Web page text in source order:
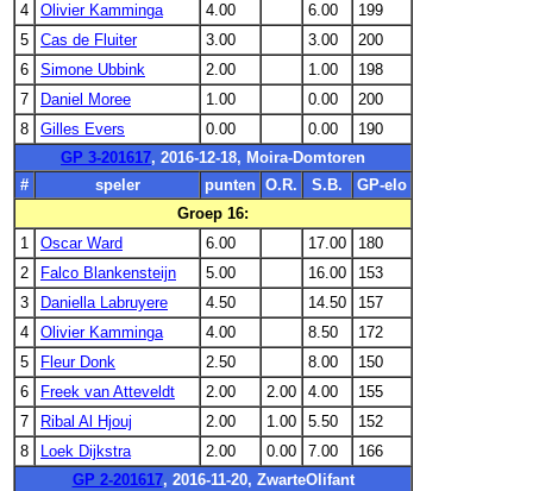
4
Olivier Kamminga 4.00 6.00
199
5
Cas de Fluiter 3.00 3.00
200
6
Simone Ubbink 2.00 1.00
198
7
Daniel Moree 1.00 0.00
200
8
Gilles Evers 0.00 0.00
190
GP 3-201617, 2016-12-18, Moira-Domtoren
#
speler punten O.R. S.B.
GP-elo
Groep 16:
1
Oscar Ward 6.00 17.00
180
2
Falco Blankensteijn 5.00 16.00
153
3
Daniella Labruyere 4.50 14.50
157
4
Olivier Kamminga 4.00 8.50
172
5
Fleur Donk 2.50 8.00
150
6
Freek van Atteveldt 2.00 2.00 4.00
155
7
Ribal Al Hjouj 2.00 1.00 5.50
152
8
Loek Dijkstra 2.00 0.00 7.00
166
GP 2-201617, 2016-11-20, ZwarteOlifant